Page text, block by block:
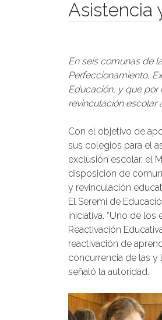
Asistencia
En seis comunas de
Perfeccionamiento,
Educación, y que por
revinculación escolar
Con el objetivo de
sus colegios para el
exclusión escolar, el
disposición de
y revinculación
El Seremi de
iniciativa. “Uno de
Reactivación
reactivación de
concurrencia de las y
señaló la autoridad.